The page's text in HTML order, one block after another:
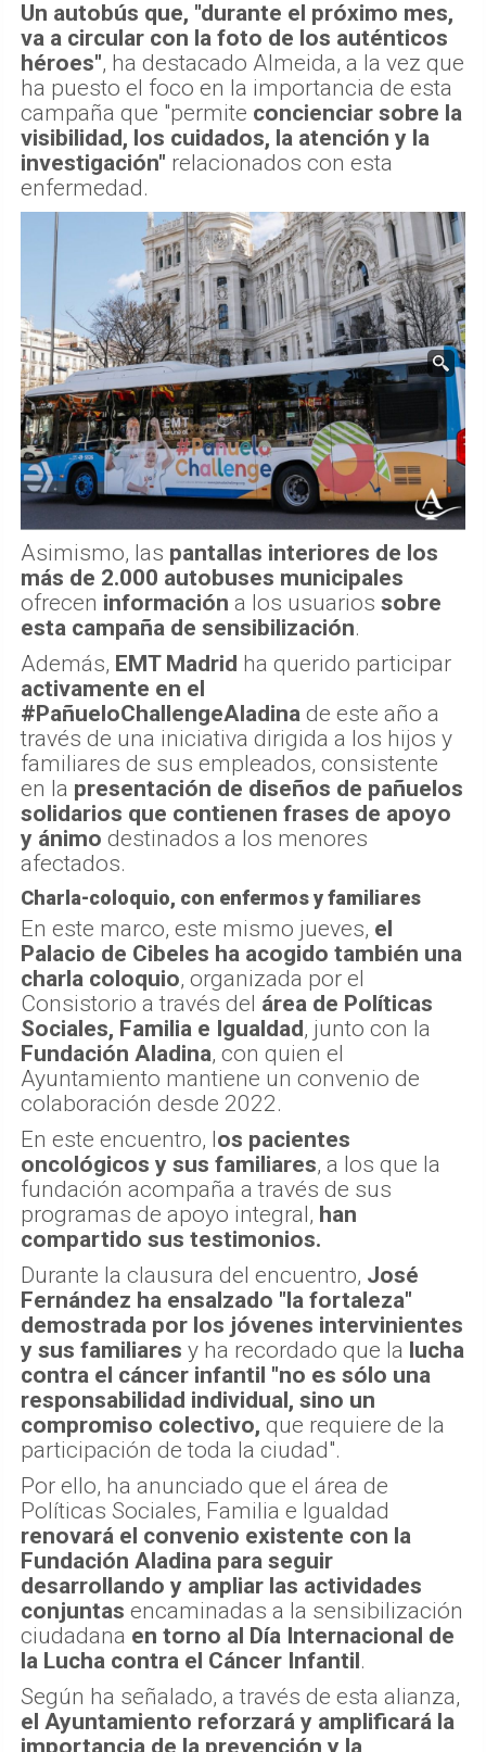
Un autobús que, "durante el próximo mes,
va a circular con la foto de los auténticos
héroes", ha destacado Almeida, a la vez que
ha puesto el foco en la importancia de esta
campaña que "permite concienciar sobre la
visibilidad, los cuidados, la atención y la
investigación" relacionados con esta
enfermedad.
Asimismo, las pantallas interiores de los
más de 2.000 autobuses municipales
ofrecen información a los usuarios sobre
esta campaña de sensibilización.
Además, EMT Madrid ha querido participar
activamente en el
#PañueloChallengeAladina de este año a
través de una iniciativa dirigida a los hijos y
familiares de sus empleados, consistente
en la presentación de diseños de pañuelos
solidarios que contienen frases de apoyo
y ánimo destinados a los menores
afectados.
Charla-coloquio, con enfermos y familiares
En este marco, este mismo jueves, el
Palacio de Cibeles ha acogido también una
charla coloquio, organizada por el
Consistorio a través del área de Políticas
Sociales, Familia e Igualdad, junto con la
Fundación Aladina, con quien el
Ayuntamiento mantiene un convenio de
colaboración desde 2022.
En este encuentro, los pacientes
oncológicos y sus familiares, a los que la
fundación acompaña a través de sus
programas de apoyo integral, han
compartido sus testimonios.
Durante la clausura del encuentro, José
Fernández ha ensalzado "la fortaleza"
demostrada por los jóvenes intervinientes
y sus familiares y ha recordado que la lucha
contra el cáncer infantil "no es sólo una
responsabilidad individual, sino un
compromiso colectivo, que requiere de la
participación de toda la ciudad".
Por ello, ha anunciado que el área de
Políticas Sociales, Familia e Igualdad
renovará el convenio existente con la
Fundación Aladina para seguir
desarrollando y ampliar las actividades
conjuntas encaminadas a la sensibilización
ciudadana en torno al Día Internacional de
la Lucha contra el Cáncer Infantil.
Según ha señalado, a través de esta alianza,
el Ayuntamiento reforzará y amplificará la
importancia de la prevención y la